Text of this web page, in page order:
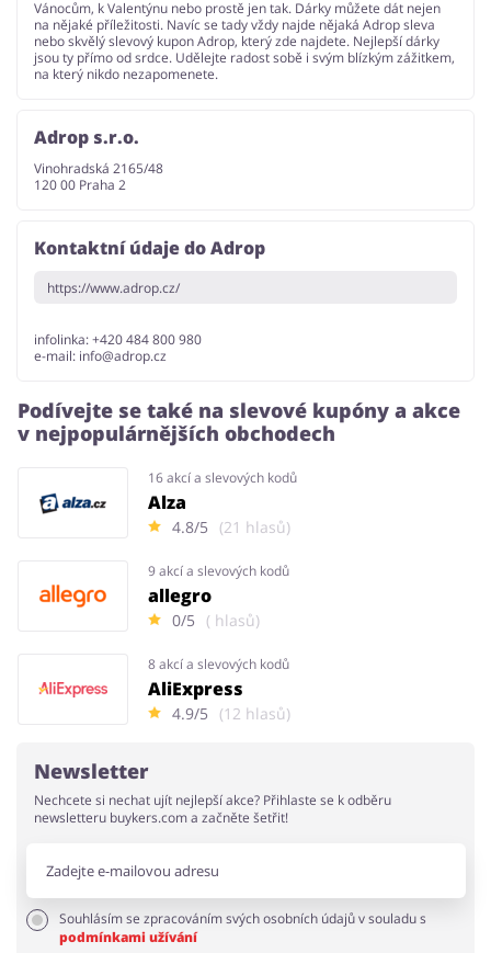
Vánocům, k Valentýnu nebo prostě jen tak. Dárky můžete dát nejen
na nějaké příležitosti. Navíc se tady vždy najde nějaká Adrop sleva
nebo skvělý slevový kupon Adrop, který zde najdete. Nejlepší dárky
jsou ty přímo od srdce. Udělejte radost sobě i svým blízkým zážitkem,
na který nikdo nezapomenete.
Adrop s.r.o.
Vinohradská 2165/48
120 00 Praha 2
Kontaktní údaje do Adrop
https://www.adrop.cz/
infolinka: +420 484 800 980
e-mail: info@adrop.cz
Podívejte se také na slevové kupóny a akce
v nejpopulárnějších obchodech
16 akcí a slevových kodů
Alza
4.8/5 (21 hlasů)
9 akcí a slevových kodů
allegro
0/5 ( hlasů)
8 akcí a slevových kodů
AliExpress
4.9/5 (12 hlasů)
Newsletter
Nechcete si nechat ujít nejlepší akce? Přihlaste se k odběru
newsletteru buykers.com a začněte šetřit!
Souhlásím se zpracováním svých osobních údajů v souladu s
podmínkami užívání